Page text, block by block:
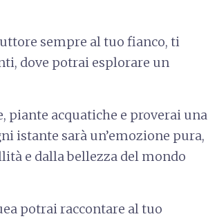
sempre al tuo fianco, ti
dove potrai esplorare un
piante acquatiche e proverai una
istante sarà un’emozione pura,
e dalla bellezza del mondo
potrai raccontare al tuo